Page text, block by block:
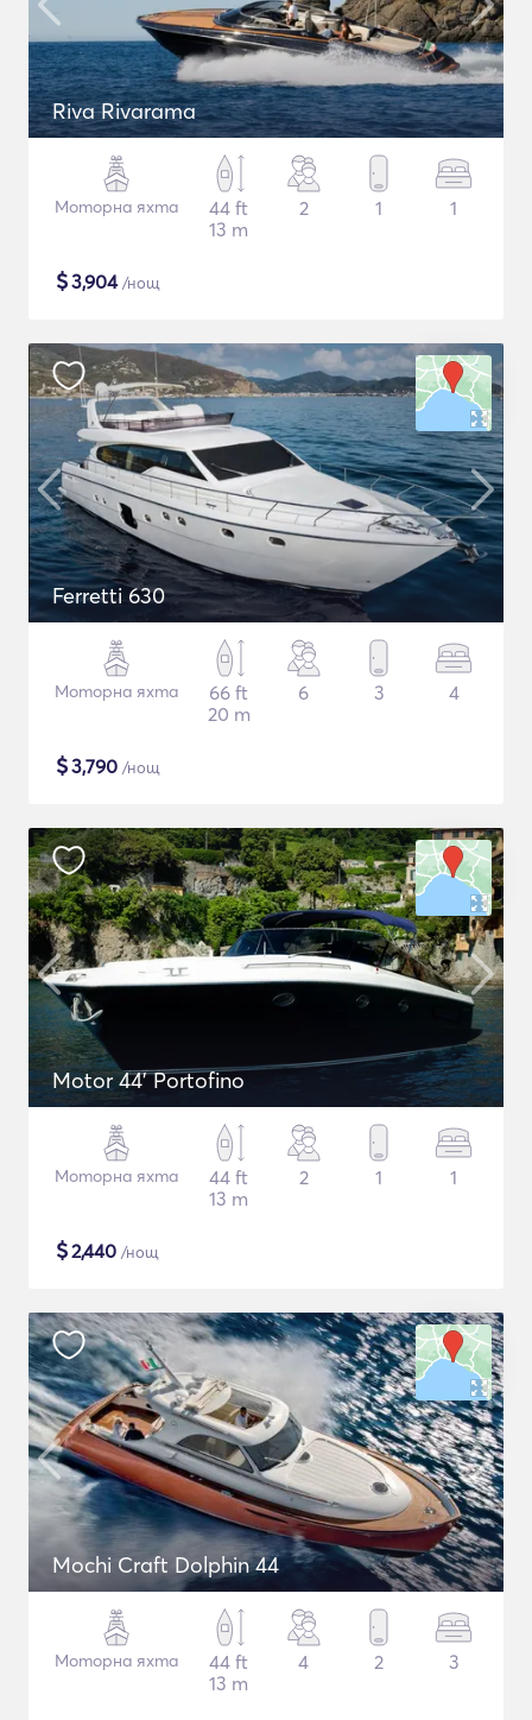
Riva Rivarama
Моторна яхта
44 ft
13 m
2 1 1
$3,904/нощ
Ferretti 630
Моторна яхта
66 ft
20 m
6 3 4
$3,790 /нощ
Motor 44' Portofino
Моторна яхта
44 ft
13 m
2 1 1
$2,440 /нощ
Mochi Craft Dolphin 44
Моторна яхта
44 ft
13 m
4 2 3